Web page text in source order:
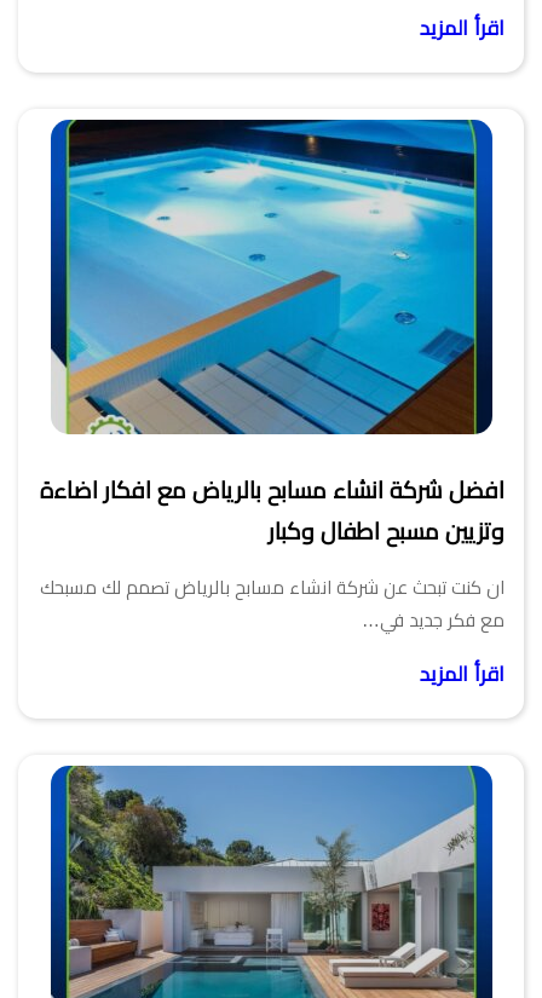
اقرأ المزيد
افضل شركة انشاء مسابح بالرياض مع افكار اضاءة
وتزيين مسبح اطفال وكبار
ان كنت تبحث عن شركة انشاء مسابح بالرياض تصمم لك مسبحك
مع فكر جديد في…
اقرأ المزيد